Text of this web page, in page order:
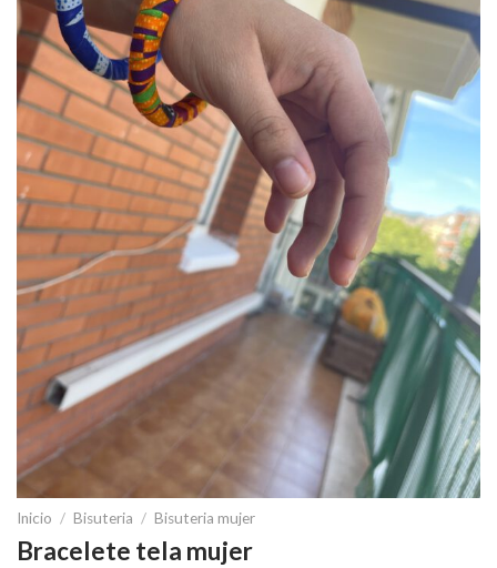
Inicio / Bisuteria / Bisuteria mujer
Bracelete tela mujer